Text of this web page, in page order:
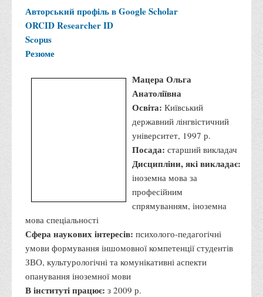
ЗВО, інноваційні методи навчання іноземної мови
В інституті працює:з 2009 р.
Електронна пошта:
ORCIDResearcher ID
Мацера Ольга
Анатоліївна
Освіта:Київський
державний лінгвістичний
університет, 1997 р.
Посада:старший викладач
іноземна мова за
професійним
спрямуванням, іноземна
мова спеціальності
Сфера наукових інтересів: психолого-педагогічні